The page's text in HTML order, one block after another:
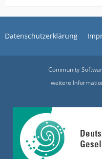
Datenschutzerklärung
Community-
weitere